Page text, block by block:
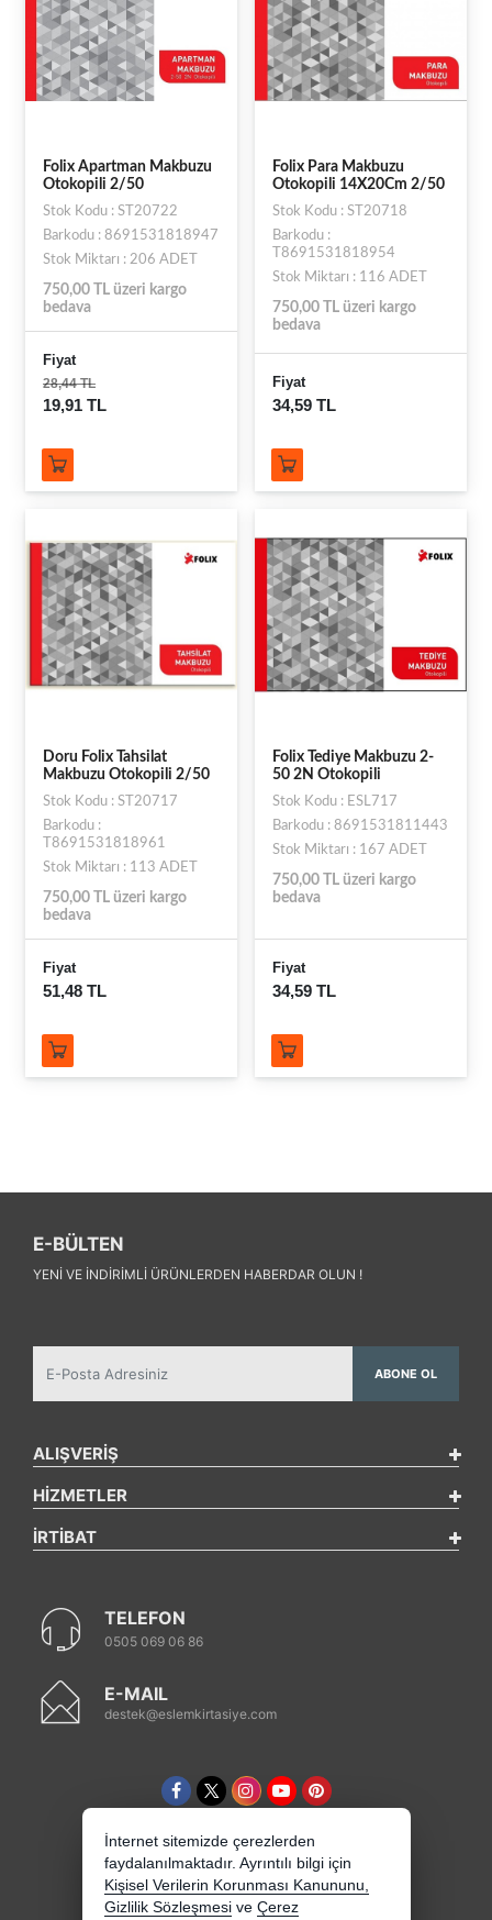
Folix Apartman Makbuzu
Otokopili 2/50
Stok Kodu : ST20722
Barkodu : 8691531818947
Stok Miktarı : 206 ADET
750,00 TL üzeri kargo
bedava
Fiyat
28,44 TL
19,91 TL
Folix Para Makbuzu
Otokopili 14X20Cm 2/50
Stok Kodu : ST20718
Barkodu :
T8691531818954
Stok Miktarı : 116 ADET
750,00 TL üzeri kargo
bedava
Fiyat
34,59 TL
Doru Folix Tahsilat
Makbuzu Otokopili 2/50
Stok Kodu : ST20717
Barkodu :
T8691531818961
Stok Miktarı : 113 ADET
750,00 TL üzeri kargo
bedava
Fiyat
51,48 TL
Folix Tediye Makbuzu 2-
50 2N Otokopili
Stok Kodu : ESL717
Barkodu : 8691531811443
Stok Miktarı : 167 ADET
750,00 TL üzeri kargo
bedava
Fiyat
34,59 TL
E-BÜLTEN
YENI VE INDIRIMLI ÜRÜNLERDEN HABERDAR OLUN !
ABONE OL
ALIŞVERİŞ
HİZMETLER
İRTİBAT
TELEFON
0505 069 06 86
E-MAIL
destek@eslemkirtasiye.com
İnternet sitemizde çerezlerden
faydalanılmaktadır. Ayrıntılı bilgi için
Kişisel Verilerin Korunması Kanununu,
Gizlilik Sözleşmesi ve Çerez